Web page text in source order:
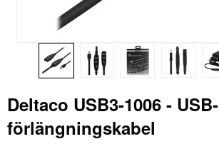
Deltaco USB3-1006 - USB-
förlängningskabel